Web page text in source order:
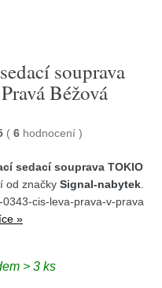
souprava
Béžová
( 6 hodnocení )
sedací souprava TOKIO
od značky Signal-nabytek
0343-cis-leva-prava-v-prava
»
> 3 ks